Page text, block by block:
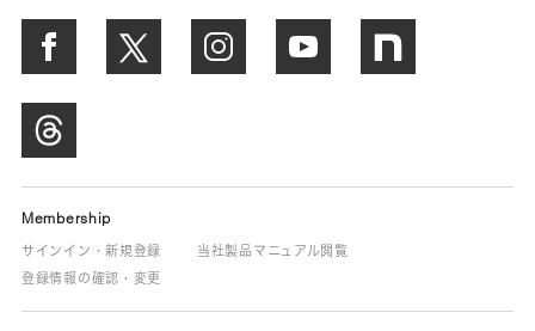
Membership
サインイン・新規登録
当社製品マニュアル閲覧
登録情報の確認・変更